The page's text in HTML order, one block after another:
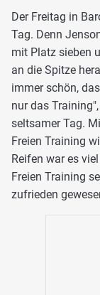
Der Freitag in
Tag. Denn
mit Platz sieben
an die Spitze
immer schön,
nur das
seltsamer Tag.
Freien Training
Reifen war es
Freien Training
zufrieden